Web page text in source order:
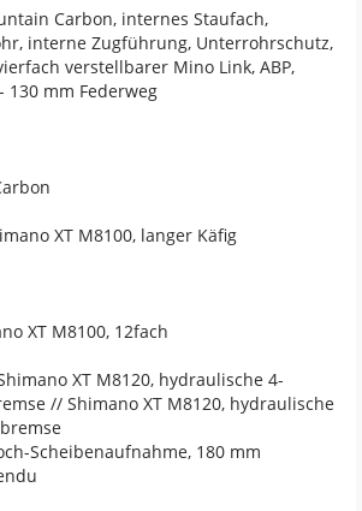
Carbon, internes Staufach,
interne Zugführung, Unterrohrschutz,
verstellbarer Mino Link, ABP,
130 mm Federweg
XT M8100, langer Käfig
XT M8100, 12fach
XT M8120, hydraulische 4-
// Shimano XT M8120, hydraulische
Scheibenaufnahme, 180 mm